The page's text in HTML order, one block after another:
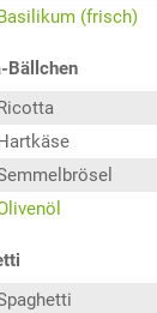
(frisch)
Bällchen